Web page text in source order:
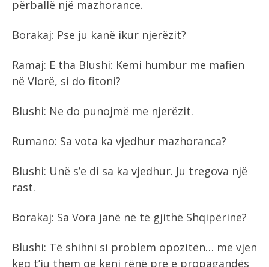
përballë një mazhorance.
Borakaj: Pse ju kanë ikur njerëzit?
Ramaj: E tha Blushi: Kemi humbur me mafien
në Vlorë, si do fitoni?
Blushi: Ne do punojmë me njerëzit.
Rumano: Sa vota ka vjedhur mazhoranca?
Blushi: Unë s’e di sa ka vjedhur. Ju tregova një
rast.
Borakaj: Sa Vora janë në të gjithë Shqipërinë?
Blushi: Të shihni si problem opozitën… më vjen
keq t’ju them që keni rënë pre e propagandës